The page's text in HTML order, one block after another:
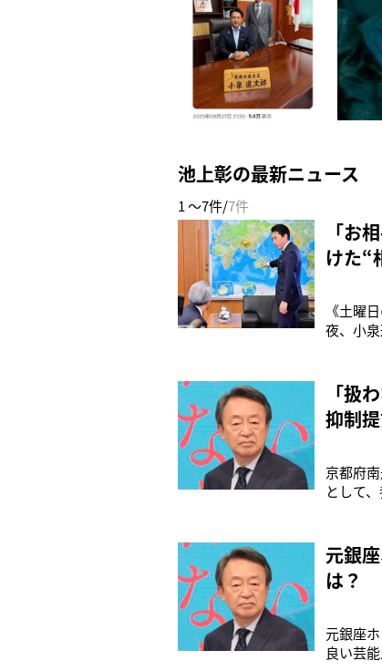
池上彰の最新ニュース
1 ～7件/7件
「お
けた“
《土曜
夜、小
レビカ
よね…
「扱
抑制
京都府
として
とに間
う。「
元銀
は？
元銀座
良い芸